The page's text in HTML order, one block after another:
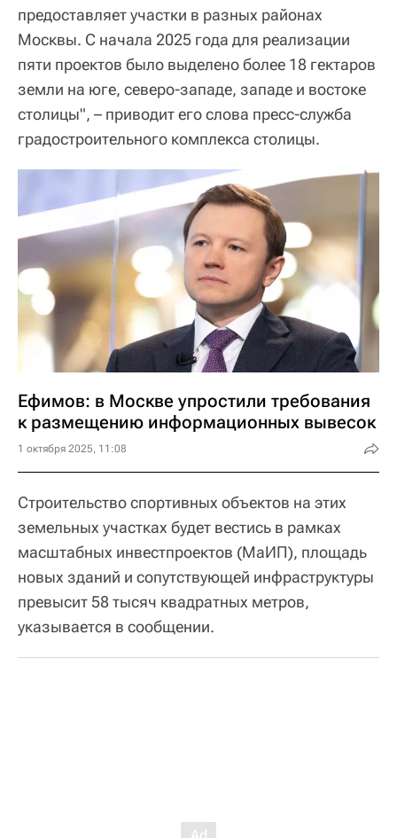
предоставляет участки в разных районах
Москвы. С начала 2025 года для реализации
пяти проектов было выделено более 18 гектаров
земли на юге, северо-западе, западе и востоке
столицы", – приводит его слова пресс-служба
градостроительного комплекса столицы.
Ефимов: в Москве упростили требования
к размещению информационных вывесок
1 октября 2025, 11:08
Строительство спортивных объектов на этих
земельных участках будет вестись в рамках
масштабных инвестпроектов (МаИП), площадь
новых зданий и сопутствующей инфраструктуры
превысит 58 тысяч квадратных метров,
указывается в сообщении.